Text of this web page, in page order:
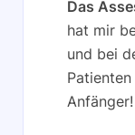
Das
hat mir
und bei
Anfänger!